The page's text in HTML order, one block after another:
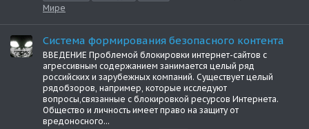
Мире
Система формирования безопасного контента
ВВЕДЕНИЕ Проблемой блокировки интернет-сайтов с
агрессивным содержанием занимается целый ряд
российских и зарубежных компаний. Существует целый
рядобзоров, например, которые исследуют
вопросы,связанные с блокировкой ресурсов Интернета.
Общество и личность имеет право на защиту от
вредоносного...